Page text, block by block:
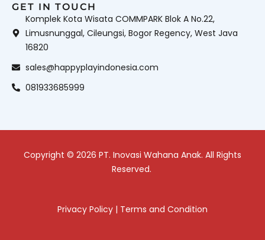
GET IN TOUCH
Komplek Kota Wisata COMMPARK Blok A No.22,
Limusnunggal, Cileungsi, Bogor Regency, West Java
16820
sales@happyplayindonesia.com
081933685999
Copyright © 2026 PT. Inovasi Wahana Anak. All Rights
Reserved.
Privacy Policy | Terms and Condition